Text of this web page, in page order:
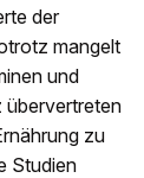
der
mangelt
und
übervertreten
zu
Studien